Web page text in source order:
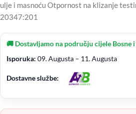
ulje i masnoću Otpornost na klizanje
20347:201
🚚 Dostavljamo na području cijele Bosne
Isporuka: 09. Augusta – 11. Augusta
Dostavne službe: